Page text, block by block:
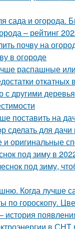
сада и огорода.
– рейтинг
почву на
в огороде
распашные
откатных
с другими
поставить на
сделать для дачи
и оригинальные
под зиму в
под зиму,
Когда лучше
по гороскопу.
история